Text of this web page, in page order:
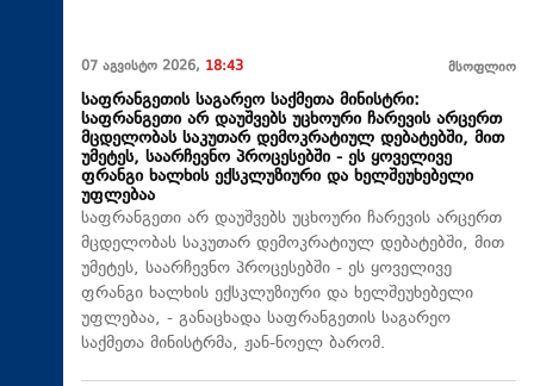
07 აგვისტო 2026, 18:43 მსოფლიო
საფრანგეთის საგარეო საქმეთა მინისტრი:
საფრანგეთი არ დაუშვებს უცხოური ჩარევის არცერთ
მცდელობას საკუთარ დემოკრატიულ დებატებში, მით
უმეტეს, საარჩევნო პროცესებში - ეს ყოველივე
ფრანგი ხალხის ექსკლუზიური და ხელშეუხებელი
უფლებაა
საფრანგეთი არ დაუშვებს უცხოური ჩარევის არცერთ
მცდელობას საკუთარ დემოკრატიულ დებატებში, მით
უმეტეს, საარჩევნო პროცესებში - ეს ყოველივე
ფრანგი ხალხის ექსკლუზიური და ხელშეუხებელი
უფლებაა, - განაცხადა საფრანგეთის საგარეო
საქმეთა მინისტრმა, ჟან-ნოელ ბარომ.